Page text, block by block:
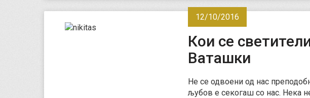
12/10/2016
Кои се
Ваташки
Не се одвоени од нас
љубов е секогаш со нас. Нека